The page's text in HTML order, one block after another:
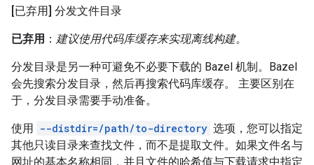
[已弃用] 分发文件目录
已弃用 ： 建议使用代码库缓存来实现离线构建。
分发目录是另一种可避免不必要下载的 Bazel 机制。Bazel
会先搜索分发目录，然后再搜索代码库缓存。 主要区别在
于，分发目录需要手动准备。
使用 --distdir=/path/to-directory 选项，您可以指定
其他只读目录来查找文件，而不是提取文件。如果文件名与
网址的基本名称相同，并且文件的哈希值与下载请求中指定